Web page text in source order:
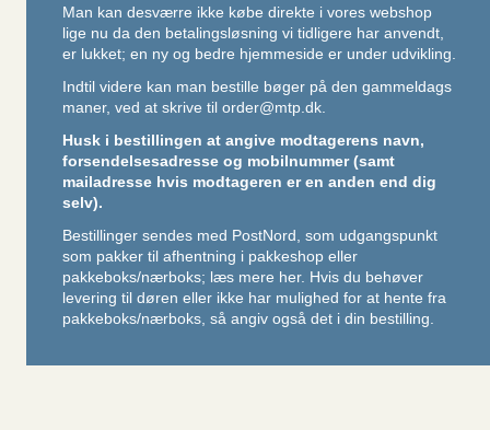
Man kan desværre ikke købe direkte i vores webshop
lige nu da den betalingsløsning vi tidligere har anvendt,
er lukket; en ny og bedre hjemmeside er under udvikling.
Indtil videre kan man bestille bøger på den gammeldags
maner, ved at skrive til order@mtp.dk.
Husk i bestillingen at angive modtagerens navn,
forsendelsesadresse og mobilnummer (samt
mailadresse hvis modtageren er en anden end dig
selv).
Bestillinger sendes med PostNord, som udgangspunkt
som pakker til afhentning i pakkeshop eller
pakkeboks/nærboks; læs mere her. Hvis du behøver
levering til døren eller ikke har mulighed for at hente fra
pakkeboks/nærboks, så angiv også det i din bestilling.